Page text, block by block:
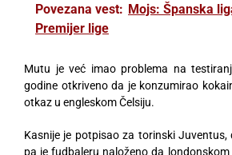
Povezana vest: Mojs: Španska
Premijer lige
Mutu je već imao problema na
godine otkriveno da je konzumirao
otkaz u engleskom Čelsiju.
Kasnije je potpisao za torinski Juventus,
pa je fudbaleru naloženo da